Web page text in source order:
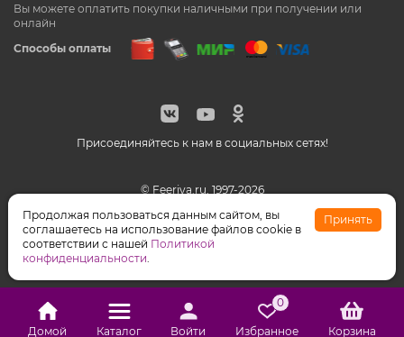
Присоединяйтесь к нам в социальных сетях!
© Feeriya.ru, 1997-2026
Способы оплаты
Вы можете оплатить покупки наличными при получении или
онлайн
WhatsApp принадлежат компании Meta, признанной
экстремистской организацией на территории РФ
Продолжая пользоваться данным сайтом, вы
соглашаетесь на использование файлов cookie в
соответствии с нашей Политикой
конфиденциальности.
Принять
Домой Каталог Войти Избранное
0
Корзина